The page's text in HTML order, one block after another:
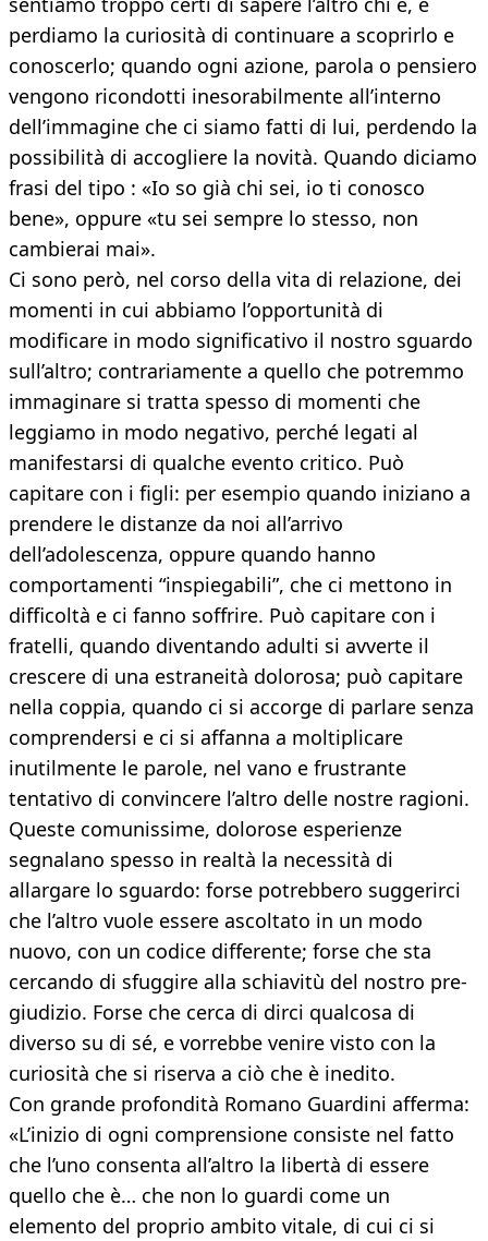
perdiamo la curiosità di continuare a scoprirlo e
conoscerlo; quando ogni azione, parola o pensiero
vengono ricondotti inesorabilmente all’interno
dell’immagine che ci siamo fatti di lui, perdendo la
possibilità di accogliere la novità. Quando diciamo
frasi del tipo : «Io so già chi sei, io ti conosco
bene», oppure «tu sei sempre lo stesso, non
cambierai mai».
Ci sono però, nel corso della vita di relazione, dei
momenti in cui abbiamo l’opportunità di
modificare in modo significativo il nostro sguardo
sull’altro; contrariamente a quello che potremmo
immaginare si tratta spesso di momenti che
leggiamo in modo negativo, perché legati al
manifestarsi di qualche evento critico. Può
capitare con i figli: per esempio quando iniziano a
prendere le distanze da noi all’arrivo
dell’adolescenza, oppure quando hanno
comportamenti “inspiegabili”, che ci mettono in
difficoltà e ci fanno soffrire. Può capitare con i
fratelli, quando diventando adulti si avverte il
crescere di una estraneità dolorosa; può capitare
nella coppia, quando ci si accorge di parlare senza
comprendersi e ci si affanna a moltiplicare
inutilmente le parole, nel vano e frustrante
tentativo di convincere l’altro delle nostre ragioni.
Queste comunissime, dolorose esperienze
segnalano spesso in realtà la necessità di
allargare lo sguardo: forse potrebbero suggerirci
che l’altro vuole essere ascoltato in un modo
nuovo, con un codice differente; forse che sta
cercando di sfuggire alla schiavitù del nostro pre-
giudizio. Forse che cerca di dirci qualcosa di
diverso su di sé, e vorrebbe venire visto con la
curiosità che si riserva a ciò che è inedito.
Con grande profondità Romano Guardini afferma:
«L’inizio di ogni comprensione consiste nel fatto
che l’uno consenta all’altro la libertà di essere
quello che è… che non lo guardi come un
elemento del proprio ambito vitale, di cui ci si